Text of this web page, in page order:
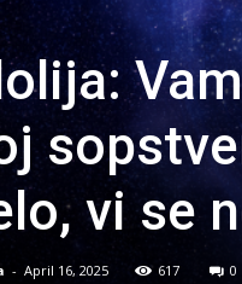
vi se
- April 16, 2025 617 0